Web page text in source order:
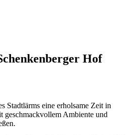
Hof
Stadtlärms eine erholsame Zeit in
geschmackvollem Ambiente und